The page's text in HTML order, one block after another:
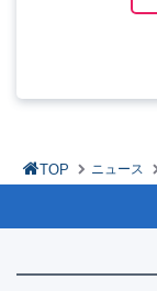
TOP ニュース